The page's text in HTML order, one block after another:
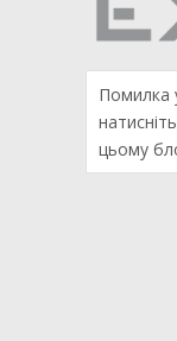
Помилка
натисніть
цьому